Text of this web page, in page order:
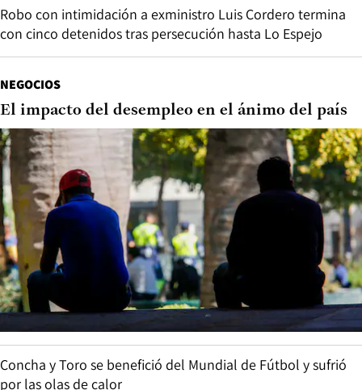
Robo con intimidación a exministro Luis Cordero termina
con cinco detenidos tras persecución hasta Lo Espejo
NEGOCIOS
El impacto del desempleo en el ánimo del país
Concha y Toro se benefició del Mundial de Fútbol y sufrió
por las olas de calor